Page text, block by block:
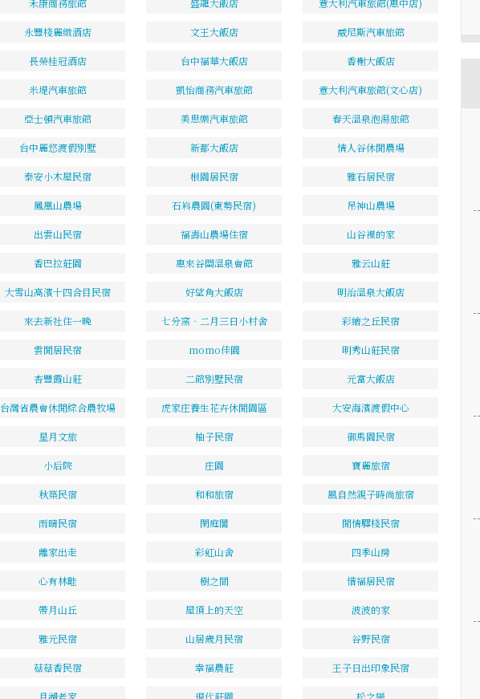
禾康商務旅館 盛龍大飯店 意大利汽車旅館(惠中店)
永豐棧麗緻酒店 文王大飯店 威尼斯汽車旅館
長榮桂冠酒店 台中福華大飯店 香榭大飯店
米堤汽車旅館 凱怡商務汽車旅館 意大利汽車旅館(文心店)
亞士頓汽車旅館 美思樂汽車旅館 春天溫泉泡湯旅館
台中麗悠渡假別墅 新都大飯店 情人谷休閒農場
泰安小木屋民宿 根園居民宿 雅石居民宿
鳳凰山農場 石嵙農園(東勢民宿) 吊神山農場
出雲山民宿 福壽山農場住宿 山谷裡的家
香巴拉莊園 惠來谷關溫泉會館 雅云山莊
大雪山高濱十四合目民宿 好望角大飯店 明治溫泉大飯店
來去新社住一晚 七分窯‧二月三日小村舍 彩繪之丘民宿
雲閒居民宿 momo佳園 明秀山莊民宿
杏豐霞山莊 二館別墅民宿 元富大飯店
台灣省農會休閒綜合農牧場 虎家庄養生花卉休閒園區 大安海濱渡假中心
星月文旅 柚子民宿 御馬園民宿
小后院 庄園 寶麗旅宿
秋築民宿 和和旅宿 風自然親子時尚旅宿
雨晴民宿 閑庭閣 閒情驛棧民宿
離家出走 彩虹山舍 四季山房
心有林畦 樹之間 惜福居民宿
帶月山丘 屋頂上的天空 波波的家
雅元民宿 山居歲月民宿 谷野民宿
菇菇香民宿 幸福農莊 王子日出印象民宿